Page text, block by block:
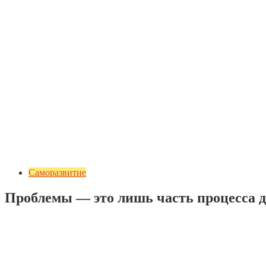
Саморазвитие
Проблемы — это лишь часть процесса